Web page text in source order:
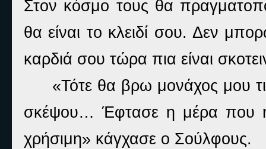
Στον κόσμο τους θα
θα είναι το κλειδί σου. Δεν
καρδιά σου τώρα πια είναι
«Τότε θα βρω μονάχος μου
σκέψου… Έφτασε η μέρα που η
χρήσιμη» κάγχασε ο Σούλφους.